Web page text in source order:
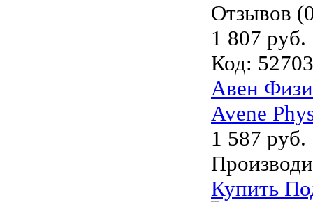
Отзывов
1 807 руб.
Код:
Авен
Avene
1 587 руб.
Купить